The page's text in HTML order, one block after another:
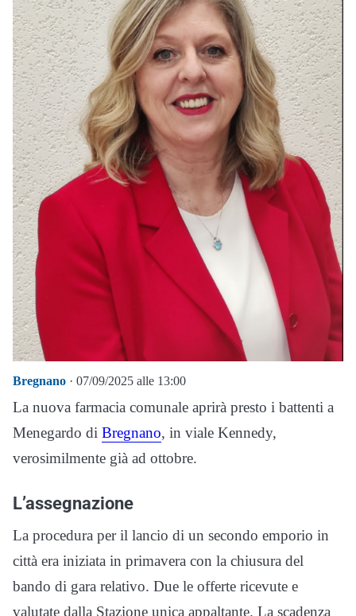
Bregnano · 07/09/2025 alle 13:00
La nuova farmacia comunale aprirà presto i battenti a
Menegardo di Bregnano, in viale Kennedy,
verosimilmente già ad ottobre.
L’assegnazione
La procedura per il lancio di un secondo emporio in
città era iniziata in primavera con la chiusura del
bando di gara relativo. Due le offerte ricevute e
valutate dalla Stazione unica appaltante. La scadenza